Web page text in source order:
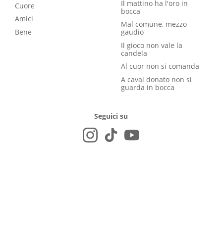
Cuore
Amici
Bene
Il mattino ha l'oro in
bocca
Mal comune, mezzo
gaudio
Il gioco non vale la
candela
Al cuor non si comanda
A caval donato non si
guarda in bocca
Seguici su